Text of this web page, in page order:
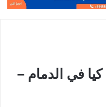
في الدمام –